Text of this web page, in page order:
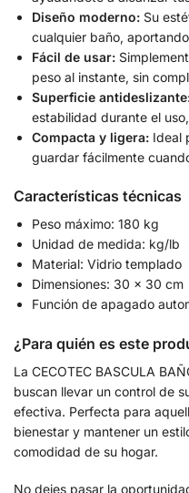
Diseño moderno: Su
cualquier baño,
Fácil de usar:
peso al instante, sin
Superficie
estabilidad durante el
Compacta y ligera: Ideal
guardar fácilmente
Características técnicas
Peso máximo: 180 kg
Unidad de medida: kg/lb
Material: Vidrio templado
Dimensiones: 30 x 30 cm
Función de apagado
¿Para quién es este
La CECOTEC BASCULA
buscan llevar un control de
efectiva. Perfecta para
bienestar y mantener un
comodidad de su hogar.
No dejes pasar la